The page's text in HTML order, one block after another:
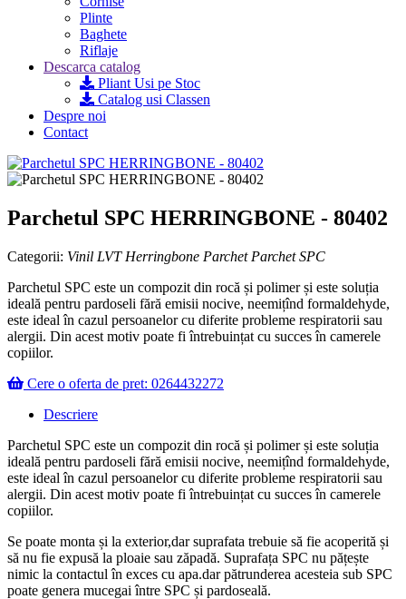
Plinte
Baghete
Riflaje
Descarca catalog
Pliant Usi pe Stoc
Catalog usi Classen
Despre noi
Contact
Parchetul SPC HERRINGBONE - 80402
Categorii: Vinil LVT Herringbone Parchet Parchet SPC
Parchetul SPC este un compozit din rocă și polimer și este soluția
ideală pentru pardoseli fără emisii nocive, neemițînd formaldehyde,
este ideal în cazul persoanelor cu diferite probleme respiratorii sau
alergii. Din acest motiv poate fi întrebuințat cu succes în camerele
copiilor.
Cere o oferta de pret: 0264432272
Descriere
Parchetul SPC este un compozit din rocă și polimer și este soluția
ideală pentru pardoseli fără emisii nocive, neemițînd formaldehyde,
este ideal în cazul persoanelor cu diferite probleme respiratorii sau
alergii. Din acest motiv poate fi întrebuințat cu succes în camerele
copiilor.
Se poate monta și la exterior,dar suprafata trebuie să fie acoperită și
să nu fie expusă la ploaie sau zăpadă. Suprafața SPC nu pățește
nimic la contactul în exces cu apa.dar pătrunderea acesteia sub SPC
poate genera mucegai între SPC și pardoseală.